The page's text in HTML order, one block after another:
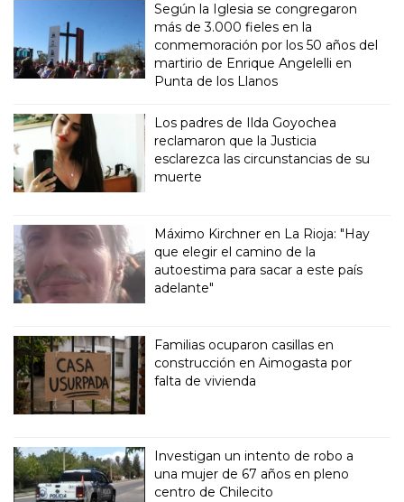
Según la Iglesia se congregaron
más de 3.000 fieles en la
conmemoración por los 50 años del
martirio de Enrique Angelelli en
Punta de los Llanos
Los padres de Ilda Goyochea
reclamaron que la Justicia
esclarezca las circunstancias de su
muerte
Máximo Kirchner en La Rioja: "Hay
que elegir el camino de la
autoestima para sacar a este país
adelante"
Familias ocuparon casillas en
construcción en Aimogasta por
falta de vivienda
Investigan un intento de robo a
una mujer de 67 años en pleno
centro de Chilecito